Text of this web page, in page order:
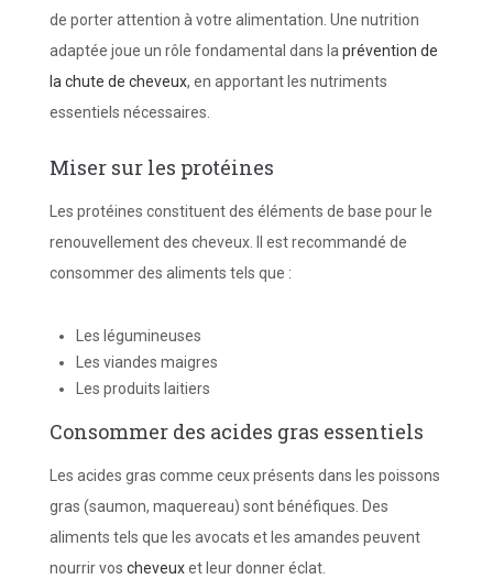
de porter attention à votre alimentation. Une nutrition
adaptée joue un rôle fondamental dans la prévention de
la chute de cheveux, en apportant les nutriments
essentiels nécessaires.
Miser sur les protéines
Les protéines constituent des éléments de base pour le
renouvellement des cheveux. Il est recommandé de
consommer des aliments tels que :
Les légumineuses
Les viandes maigres
Les produits laitiers
Consommer des acides gras essentiels
Les acides gras comme ceux présents dans les poissons
gras (saumon, maquereau) sont bénéfiques. Des
aliments tels que les avocats et les amandes peuvent
nourrir vos cheveuxet leur donner éclat.